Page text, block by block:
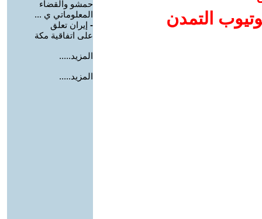
التمدن
حمشو والقضاء
المعلوماتي ي ...
- إيران تعلق
على اتفاقية مكة
المزيد.....
المزيد.....